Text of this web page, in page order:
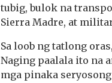
tubig, bulok na
Sierra Madre, at
Sa loob ng tatlong
Naging paalala ito na
mga pinaka seryosong